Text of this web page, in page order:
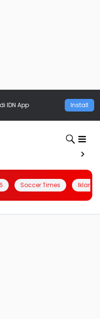
IDN App Install
Soccer Times Iklanin